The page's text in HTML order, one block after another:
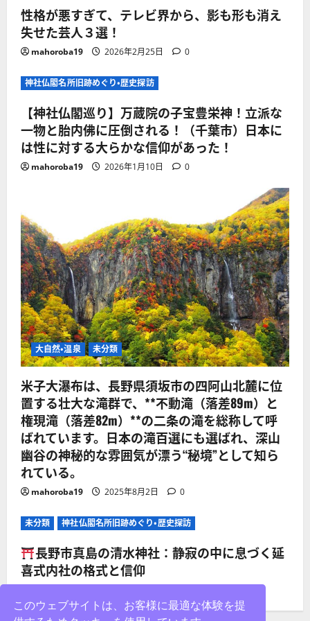
性格が悪すぎて、テレビ界から、影も形も消え
失せた芸人３選！
mahoroba19 2026年2月25日 0
神社仏閣名所旧跡めぐり・歴史探訪
【神社仏閣巡り】万蔵院の子宝豊栄神！立派な
一物と胎内佛に圧倒される！（千葉市）日本に
は性に対する大らかな信仰があった！
mahoroba19 2026年1月10日 0
大自然・温泉 未分類
米子大瀑布は、長野県須坂市の四阿山北麓に位
置する壮大な滝群で、**不動滝（落差89m）と
権現滝（落差82m）**の二条の滝を総称して呼
ばれています。日本の滝百選にも選ばれ、深山
幽谷の神秘的な雰囲気が漂う“秘境”として知ら
れている。
mahoroba19 2025年8月2日 0
未分類 神社仏閣名所旧跡めぐり・歴史探訪
長野市真島の清水神社：静寂の中に息づく延
喜式内社の格式と信仰
このウェブサイトは、お客様に最適な体験を提